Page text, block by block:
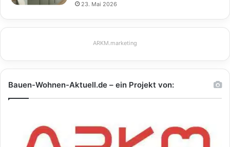
23. Mai 2026
ARKM.marketing
Bauen-Wohnen-Aktuell.de – ein Projekt von: